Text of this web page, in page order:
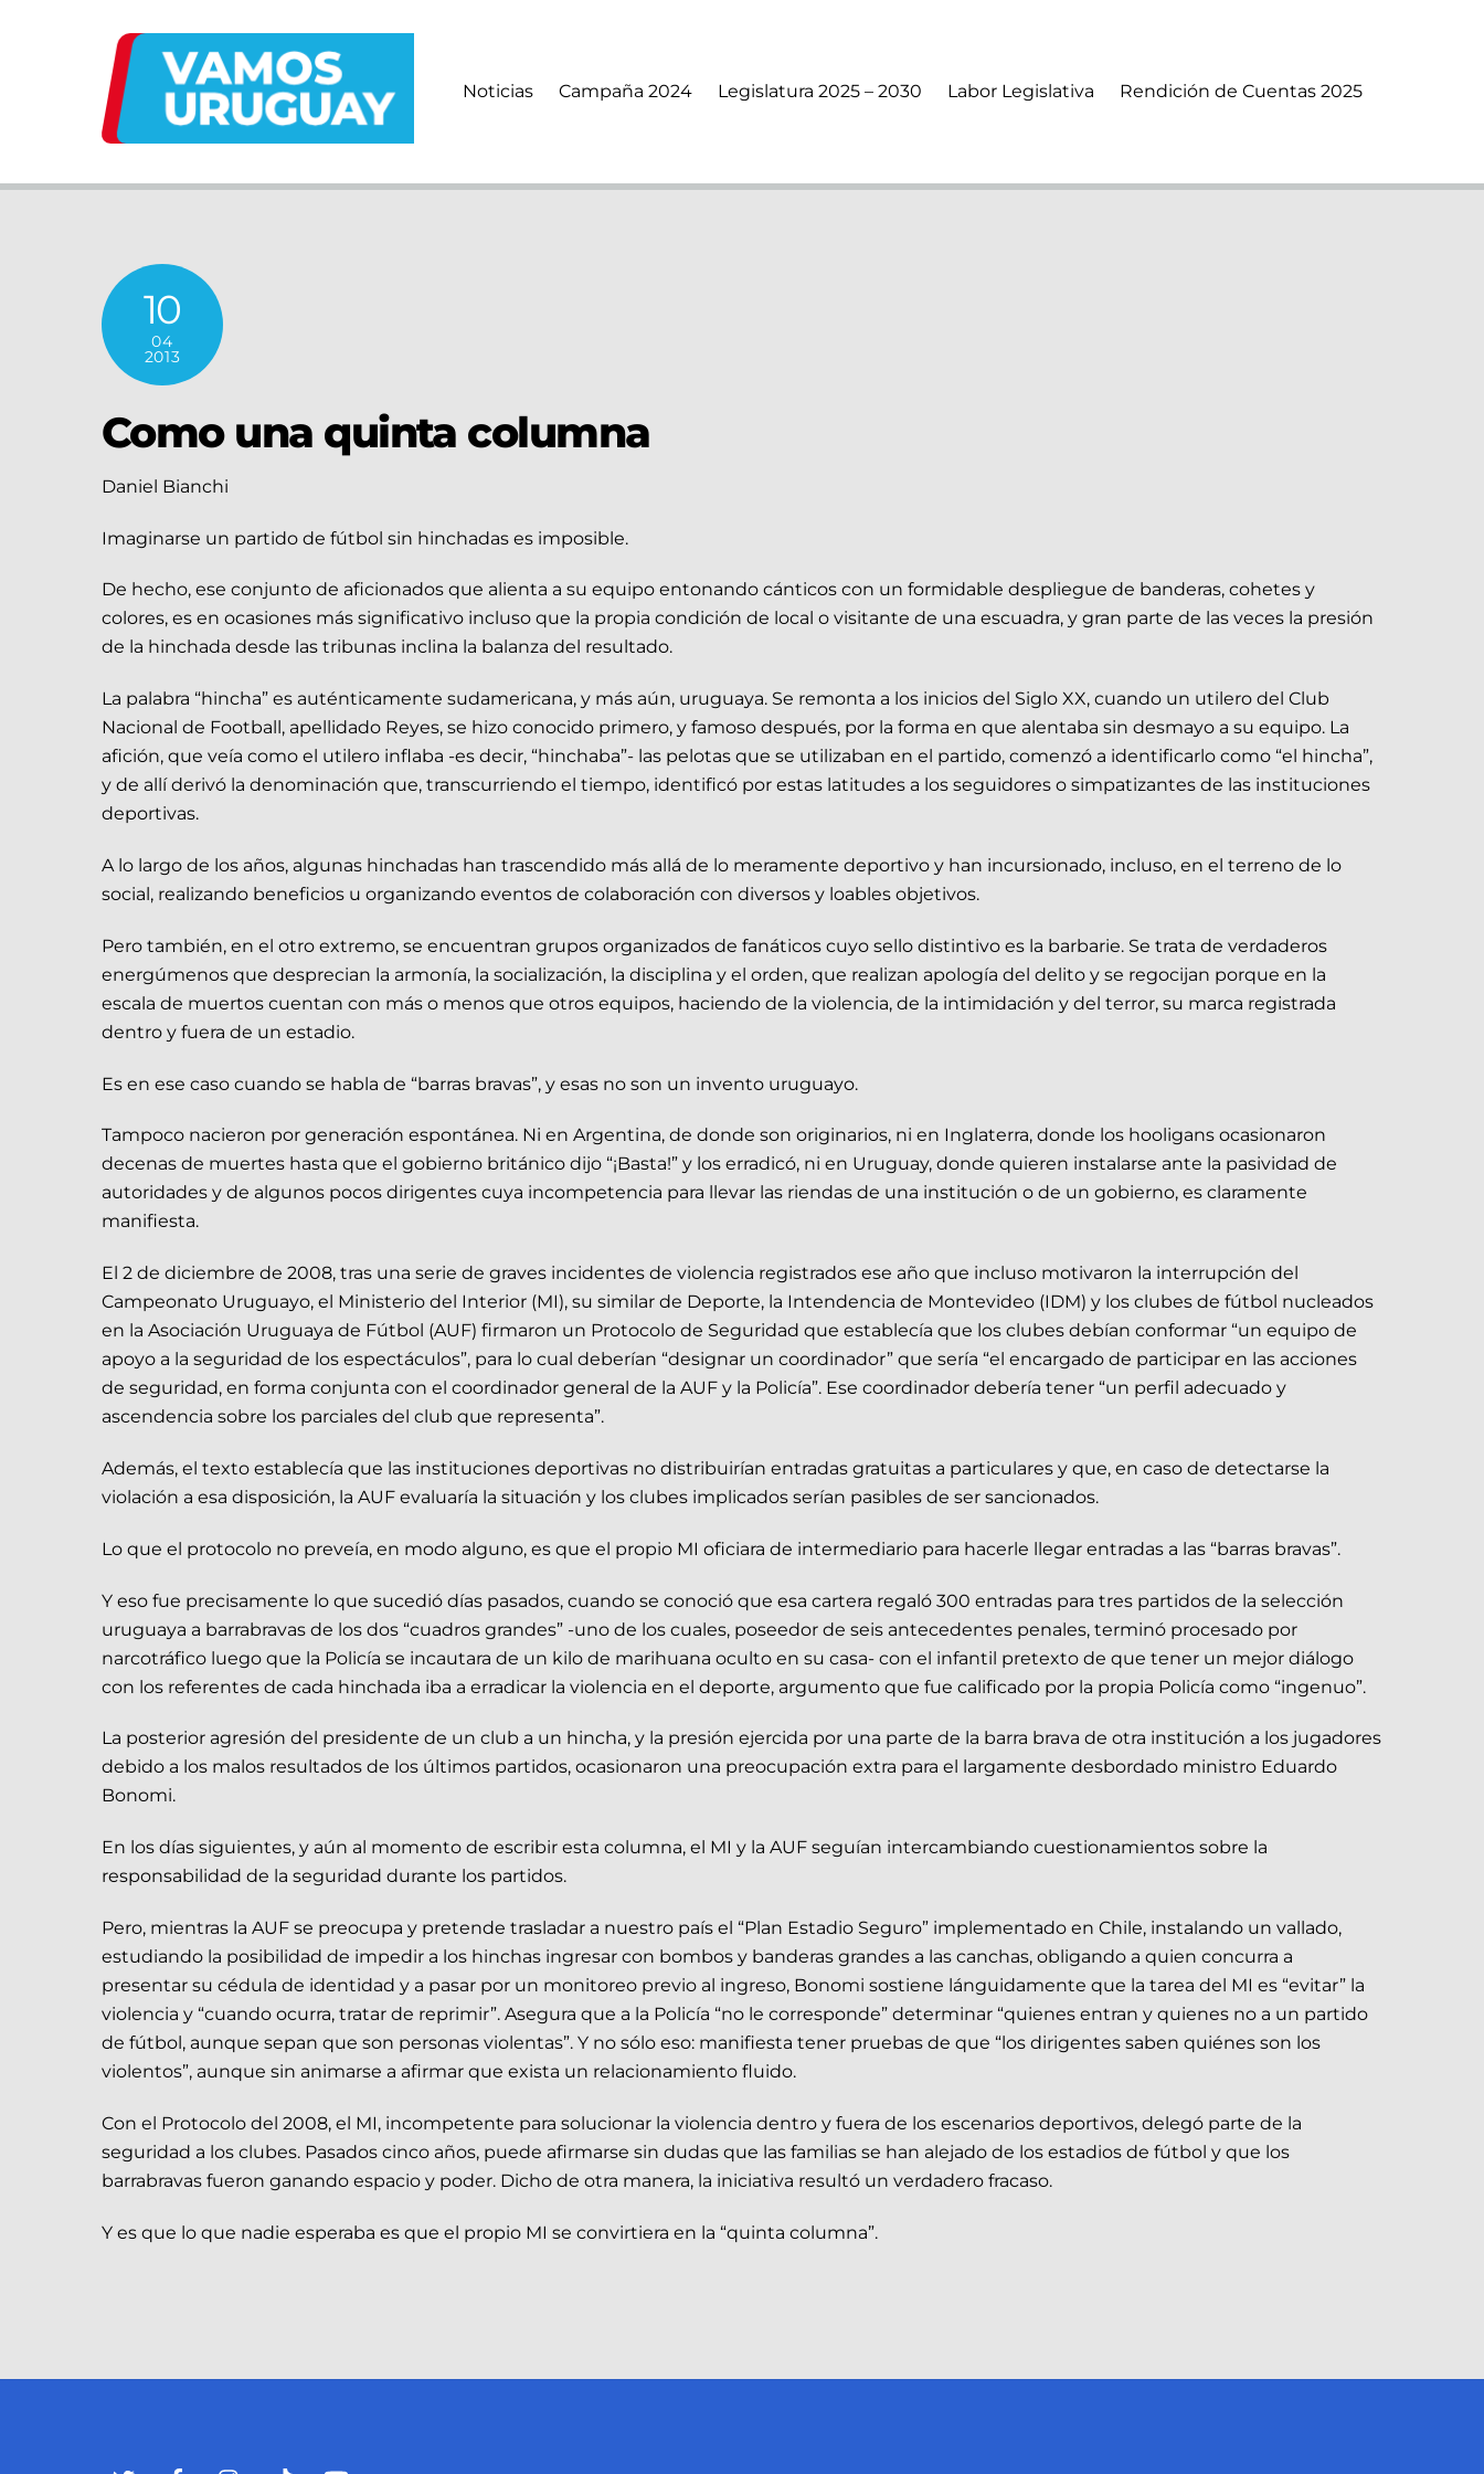
Noticias
Campaña 2024 Legislatura 2025 – 2030 Labor Legislativa Rendición de Cuentas 2025
10
04
2013
Como una quinta columna
Daniel Bianchi
Imaginarse un partido de fútbol sin hinchadas es imposible.
De hecho, ese conjunto de aficionados que alienta a su equipo entonando cánticos con un formidable despliegue de banderas, cohetes y
colores, es en ocasiones más significativo incluso que la propia condición de local o visitante de una escuadra, y gran parte de las veces la presión
de la hinchada desde las tribunas inclina la balanza del resultado.
La palabra “hincha” es auténticamente sudamericana, y más aún, uruguaya. Se remonta a los inicios del Siglo XX, cuando un utilero del Club
Nacional de Football, apellidado Reyes, se hizo conocido primero, y famoso después, por la forma en que alentaba sin desmayo a su equipo. La
afición, que veía como el utilero inflaba -es decir, “hinchaba”- las pelotas que se utilizaban en el partido, comenzó a identificarlo como “el hincha”,
y de allí derivó la denominación que, transcurriendo el tiempo, identificó por estas latitudes a los seguidores o simpatizantes de las instituciones
deportivas.
A lo largo de los años, algunas hinchadas han trascendido más allá de lo meramente deportivo y han incursionado, incluso, en el terreno de lo
social, realizando beneficios u organizando eventos de colaboración con diversos y loables objetivos.
Pero también, en el otro extremo, se encuentran grupos organizados de fanáticos cuyo sello distintivo es la barbarie. Se trata de verdaderos
energúmenos que desprecian la armonía, la socialización, la disciplina y el orden, que realizan apología del delito y se regocijan porque en la
escala de muertos cuentan con más o menos que otros equipos, haciendo de la violencia, de la intimidación y del terror, su marca registrada
dentro y fuera de un estadio.
Es en ese caso cuando se habla de “barras bravas”, y esas no son un invento uruguayo.
Tampoco nacieron por generación espontánea. Ni en Argentina, de donde son originarios, ni en Inglaterra, donde los hooligans ocasionaron
decenas de muertes hasta que el gobierno británico dijo “¡Basta!” y los erradicó, ni en Uruguay, donde quieren instalarse ante la pasividad de
autoridades y de algunos pocos dirigentes cuya incompetencia para llevar las riendas de una institución o de un gobierno, es claramente
manifiesta.
El 2 de diciembre de 2008, tras una serie de graves incidentes de violencia registrados ese año que incluso motivaron la interrupción del
Campeonato Uruguayo, el Ministerio del Interior (MI), su similar de Deporte, la Intendencia de Montevideo (IDM) y los clubes de fútbol nucleados
en la Asociación Uruguaya de Fútbol (AUF) firmaron un Protocolo de Seguridad que establecía que los clubes debían conformar “un equipo de
apoyo a la seguridad de los espectáculos”, para lo cual deberían “designar un coordinador” que sería “el encargado de participar en las acciones
de seguridad, en forma conjunta con el coordinador general de la AUF y la Policía”. Ese coordinador debería tener “un perfil adecuado y
ascendencia sobre los parciales del club que representa”.
Además, el texto establecía que las instituciones deportivas no distribuirían entradas gratuitas a particulares y que, en caso de detectarse la
violación a esa disposición, la AUF evaluaría la situación y los clubes implicados serían pasibles de ser sancionados.
Lo que el protocolo no preveía, en modo alguno, es que el propio MI oficiara de intermediario para hacerle llegar entradas a las “barras bravas”.
Y eso fue precisamente lo que sucedió días pasados, cuando se conoció que esa cartera regaló 300 entradas para tres partidos de la selección
uruguaya a barrabravas de los dos “cuadros grandes” -uno de los cuales, poseedor de seis antecedentes penales, terminó procesado por
narcotráfico luego que la Policía se incautara de un kilo de marihuana oculto en su casa- con el infantil pretexto de que tener un mejor diálogo
con los referentes de cada hinchada iba a erradicar la violencia en el deporte, argumento que fue calificado por la propia Policía como “ingenuo”.
La posterior agresión del presidente de un club a un hincha, y la presión ejercida por una parte de la barra brava de otra institución a los jugadores
debido a los malos resultados de los últimos partidos, ocasionaron una preocupación extra para el largamente desbordado ministro Eduardo
Bonomi.
En los días siguientes, y aún al momento de escribir esta columna, el MI y la AUF seguían intercambiando cuestionamientos sobre la
responsabilidad de la seguridad durante los partidos.
Pero, mientras la AUF se preocupa y pretende trasladar a nuestro país el “Plan Estadio Seguro” implementado en Chile, instalando un vallado,
estudiando la posibilidad de impedir a los hinchas ingresar con bombos y banderas grandes a las canchas, obligando a quien concurra a
presentar su cédula de identidad y a pasar por un monitoreo previo al ingreso, Bonomi sostiene lánguidamente que la tarea del MI es “evitar” la
violencia y “cuando ocurra, tratar de reprimir”. Asegura que a la Policía “no le corresponde” determinar “quienes entran y quienes no a un partido
de fútbol, aunque sepan que son personas violentas”. Y no sólo eso: manifiesta tener pruebas de que “los dirigentes saben quiénes son los
violentos”, aunque sin animarse a afirmar que exista un relacionamiento fluido.
Con el Protocolo del 2008, el MI, incompetente para solucionar la violencia dentro y fuera de los escenarios deportivos, delegó parte de la
seguridad a los clubes. Pasados cinco años, puede afirmarse sin dudas que las familias se han alejado de los estadios de fútbol y que los
barrabravas fueron ganando espacio y poder. Dicho de otra manera, la iniciativa resultó un verdadero fracaso.
Y es que lo que nadie esperaba es que el propio MI se convirtiera en la “quinta columna”.